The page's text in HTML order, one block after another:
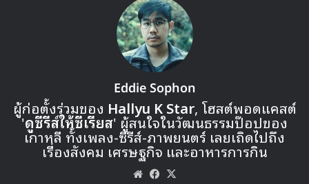
▶ คลิกดูสัมภาษณ์พิเศษ
Eddie Sophon
ผู้ก่อตั้งร่วมของ Hallyu K Star, โฮสต์พอดแคสต์
'ดูซีรีส์ให้ซีเรียส' ผู้สนใจในวัฒนธรรมป๊อปของ
เกาหลี ทั้งเพลง-ซีรีส์-ภาพยนตร์ เลยเถิดไปถึง
เรื่องสังคม เศรษฐกิจ และอาหารการกิน
WebsiteFacebook